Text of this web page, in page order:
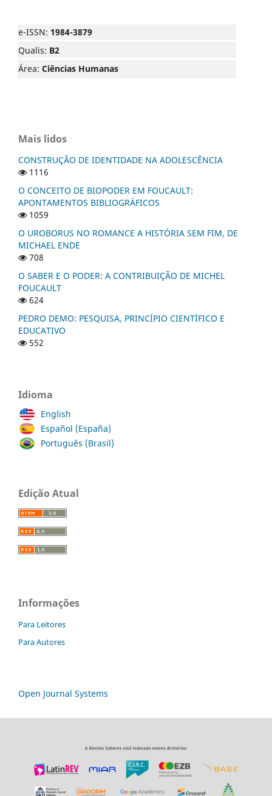
e-ISSN: 1984-3879
Qualis: B2
Área: Ciências Humanas
Mais lidos
CONSTRUÇÃO DE IDENTIDADE NA ADOLESCÊNCIA
1116
O CONCEITO DE BIOPODER EM FOUCAULT:
APONTAMENTOS BIBLIOGRÁFICOS
1059
O UROBORUS NO ROMANCE A HISTÓRIA SEM FIM, DE
MICHAEL ENDE
708
O SABER E O PODER: A CONTRIBUIÇÃO DE MICHEL
FOUCAULT
624
PEDRO DEMO: PESQUISA, PRINCÍPIO CIENTÍFICO E
EDUCATIVO
552
Idioma
English
Español (España)
Português (Brasil)
Edição Atual
Informações
Para Leitores
Para Autores
Open Journal Systems